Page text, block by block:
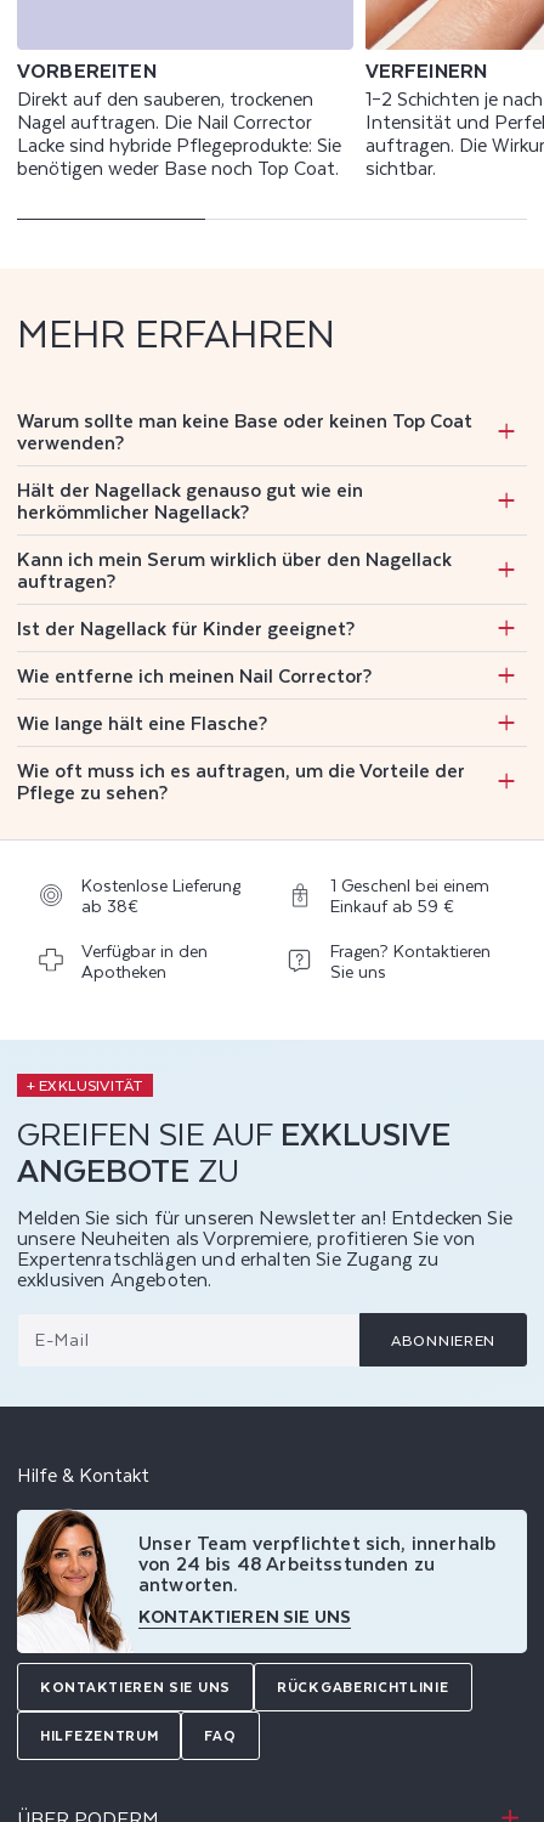
VORBEREITEN
Direkt auf den sauberen, trockenen
Nagel auftragen. Die Nail Corrector
Lacke sind hybride Pflegeprodukte: Sie
benötigen weder Base noch Top Coat.
VERFEINERN
1–2 Schichten je
Intensität und
auftragen. Die
sichtbar.
MEHR ERFAHREN
Warum sollte man keine Base oder keinen Top Coat
verwenden?
Hält der Nagellack genauso gut wie ein
herkömmlicher Nagellack?
Kann ich mein Serum wirklich über den Nagellack
auftragen?
Ist der Nagellack für Kinder geeignet?
Wie entferne ich meinen Nail Corrector?
Wie lange hält eine Flasche?
Wie oft muss ich es auftragen, um die Vorteile der
Pflege zu sehen?
Kostenlose Lieferung
ab 38€
1 Geschenl bei einem
Einkauf ab 59 €
Verfügbar in den
Apotheken
Fragen? Kontaktieren
Sie uns
+ EXKLUSIVITÄT
GREIFEN SIE AUFEXKLUSIVE
ANGEBOTE ZU
Melden Sie sich für unseren Newsletter an! Entdecken Sie
unsere Neuheiten als Vorpremiere, profitieren Sie von
Expertenratschlägen und erhalten Sie Zugang zu
exklusiven Angeboten.
E-Mail ABONNIEREN
Hilfe & Kontakt
Unser Team verpflichtet sich, innerhalb
von 24 bis 48 Arbeitsstunden zu
antworten.
KONTAKTIEREN SIE UNS
KONTAKTIEREN SIE UNS RÜCKGABERICHTLINIE
HILFEZENTRUM FAQ